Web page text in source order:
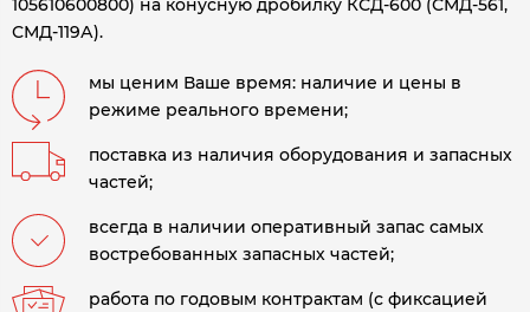
105610600800) на конусную дробилку КСД-600 (СМД-561,
СМД-119А).
мы ценим Ваше время: наличие и цены в
режиме реального времени;
поставка из наличия оборудования и запасных
частей;
всегда в наличии оперативный запас самых
востребованных запасных частей;
работа по годовым контрактам (с фиксацией